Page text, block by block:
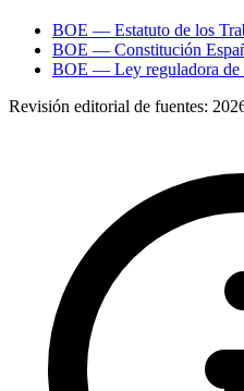
BOE — Estatuto de los
BOE — Constitución
BOE — Ley reguladora de
Revisión editorial de fuentes: